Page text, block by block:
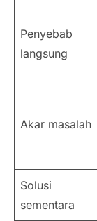
Penyebab
langsung
Akar masalah
Solusi
sementara